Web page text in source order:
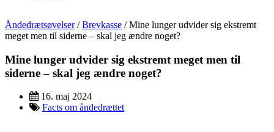
Åndedrætsøvelser/Brevkasse /Mine lunger udvider sig ekstremt
meget men til siderne – skal jeg ændre noget?
Mine lunger udvider sig ekstremt meget men til
siderne – skal jeg ændre noget?
16. maj 2024
Facts om åndedrættet